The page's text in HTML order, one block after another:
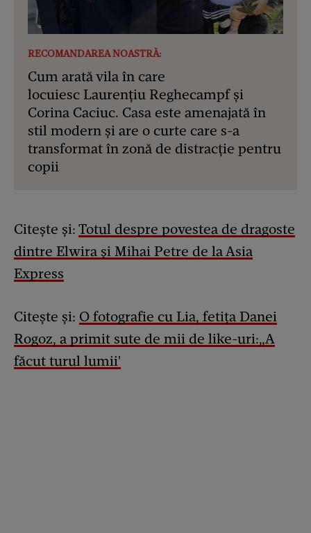
RECOMANDAREA NOASTRĂ:
Cum arată vila în care
locuiesc Laurențiu Reghecampf și
Corina Caciuc. Casa este amenajată în
stil modern și are o curte care s-a
transformat în zonă de distracție pentru
copii
Citește și: Totul despre povestea de dragoste
dintre Elwira și Mihai Petre de la Asia
Express
Citește și: O fotografie cu Lia, fetița Danei
Rogoz, a primit sute de mii de like-uri:„A
făcut turul lumii'